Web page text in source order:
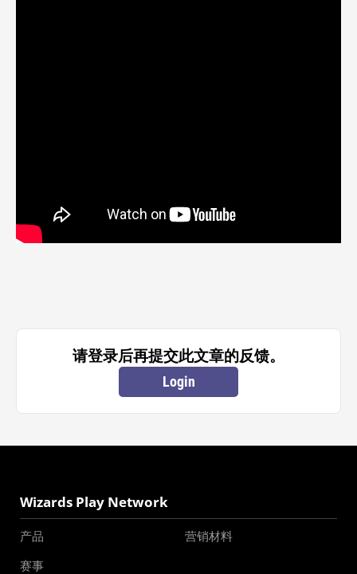
请登录后再提交此文章的反馈。
Login
Wizards Play Network
产品
营销材料
赛事